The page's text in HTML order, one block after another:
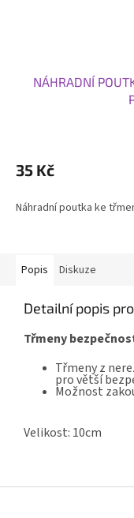
NÁHRADNÍ
35 Kč
Náhradní poutka ke
Popis Diskuze
Detailní popis
Třmeny
Třmeny z
pro větší
Možnost
Velikost: 10cm